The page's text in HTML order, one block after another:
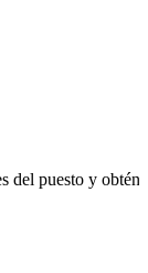
del puesto y obtén